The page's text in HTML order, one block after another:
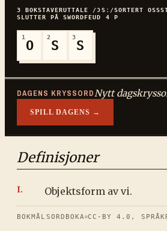
3 BOKSTAVERUTTALE /ƆSː/SORTERT OSS
SLUTTER PÅSWORDFEUD 4 P
1
O
2
S
3
S
DAGENS KRYSSORDNytt
SPILL DAGENS →
Definisjoner
Objektsform av vi.
BOKMÅLSORDBOKA CC-BY 4.0,